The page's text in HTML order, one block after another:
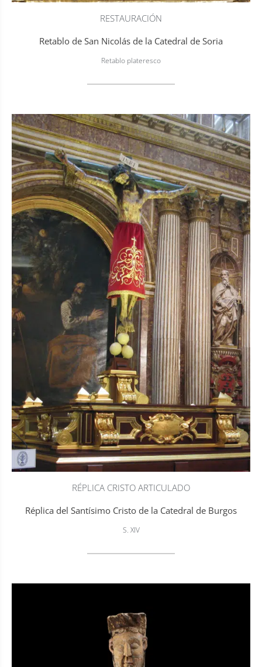
RESTAURACIÓN
Retablo de San Nicolás de la Catedral de Soria
Retablo plateresco
RÉPLICA CRISTO ARTICULADO
Réplica del Santísimo Cristo de la Catedral de Burgos
S. XIV